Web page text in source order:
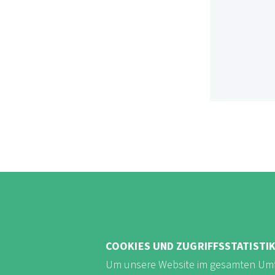
COOKIES UND ZUGRIFFSSTATISTIK
Um unsere Website im gesamten